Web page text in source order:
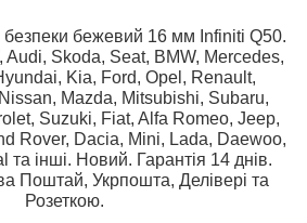
бежевий 16 мм Infiniti Q50.
Audi, Skoda, Seat, BMW, Mercedes,
Kia, Ford, Opel, Renault,
Mazda, Mitsubishi, Subaru,
Suzuki, Fiat, Alfa Romeo, Jeep,
Rover, Dacia, Mini, Lada, Daewoo,
та інші. Новий. Гарантія 14 днів.
Поштай, Укрпошта, Делівері та
Розеткою.